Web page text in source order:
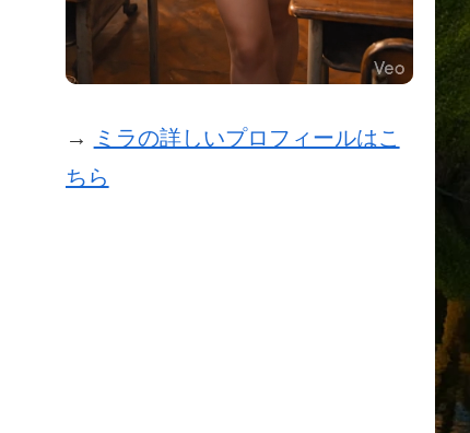
→
ミラの詳しいプロフィールはこ
ちら